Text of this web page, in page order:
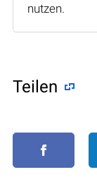
nutzen.
Teilen